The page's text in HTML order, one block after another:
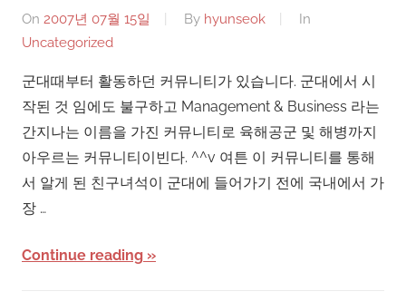
On 2007년 07월 15일 By hyunseok
In
Uncategorized
군대때부터 활동하던 커뮤니티가 있습니다. 군대에서 시
작된 것 임에도 불구하고 Management & Business 라는
간지나는 이름을 가진 커뮤니티로 육해공군 및 해병까지
아우르는 커뮤니티이빈다. ^^v 여튼 이 커뮤니티를 통해
서 알게 된 친구녀석이 군대에 들어가기 전에 국내에서 가
장 …
Continue reading